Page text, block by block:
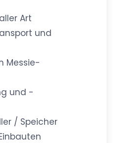
Art
und
Messie-
und -
/ Speicher